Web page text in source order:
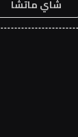
شاي ماتشا